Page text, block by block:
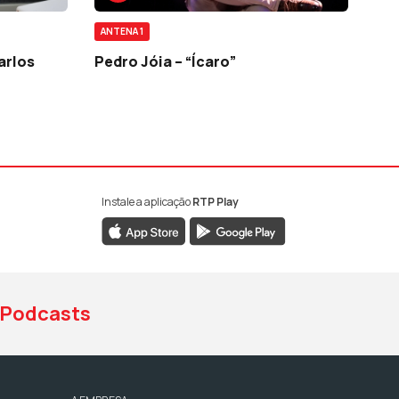
ANTENA 1
Pedro Jóia – “Ícaro”
da RTP Antena 1
da RTP Antena 1
YouTube da RTP Antena 1
Instale a aplicaçãoRTP Play
Podcasts